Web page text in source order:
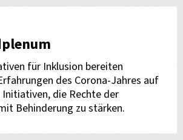
für Inklusion bereiten
des Corona-Jahres auf
Initiativen, die Rechte der
Behinderung zu stärken.